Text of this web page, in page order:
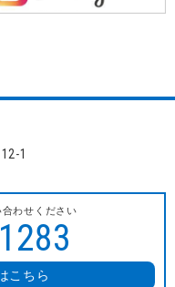
1
わせください
こちら